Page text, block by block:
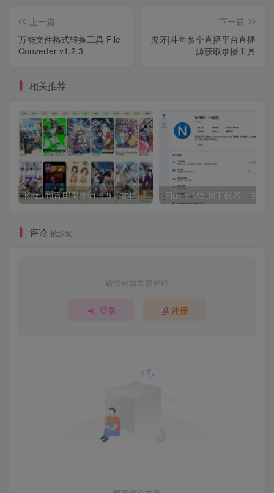
上一篇
万能文件格式转换工具 File
Converter v1.2.3
下一篇
虎牙|斗鱼多个直播平台直播
源获取录播工具
相关推荐
Kazumi番剧采集v1.6.9：支持自定义规则+在线观看+弹幕，跨平台下载 Fluent M3U8下载器，支持
评论 抢沙发
请登录后发表评论
登录 注册